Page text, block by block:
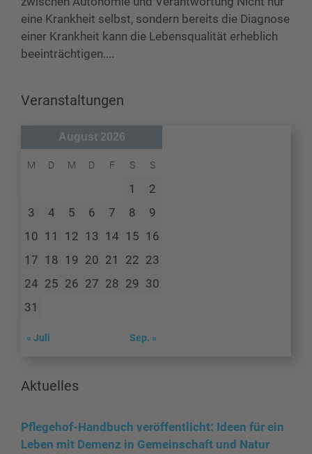
eine Krankheit selbst, sondern bereits die Diagnose
einer Krankheit kann die Lebensqualität erheblich
beeinträchtigen....
Veranstaltungen
August 2026
M D M D F S S
1
2
3
4 5 6 7 8
9
10 11 12 13 14 15 16
17 18 19 20 21 22 23
24 25 26 27 28 29 30
31
« Juli Sep. »
Aktuelles
Pflegehof-Handbuch veröffentlicht: Ideen für ein
Leben mit Demenz in Gemeinschaft und Natur